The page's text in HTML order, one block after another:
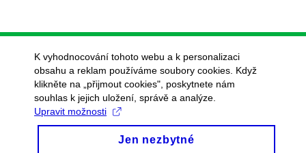
K vyhodnocování tohoto webu a k personalizaci
obsahu a reklam používáme soubory cookies. Když
klikněte na „přijmout cookies", poskytnete nám
souhlas k jejich uložení, správě a analýze.
Upravit možnosti
Jen nezbytné